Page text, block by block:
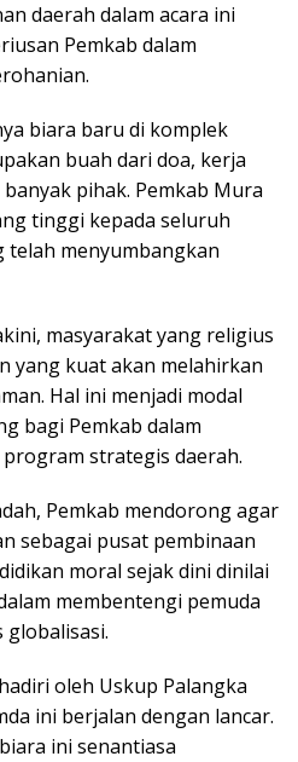
daerah dalam acara ini
Pemkab dalam
biara baru di komplek
buah dari doa, kerja
pihak. Pemkab Mura
tinggi kepada seluruh
telah menyumbangkan
masyarakat yang religius
yang kuat akan melahirkan
Hal ini menjadi modal
bagi Pemkab dalam
strategis daerah.
Pemkab mendorong agar
sebagai pusat pembinaan
moral sejak dini dinilai
membentengi pemuda
oleh Uskup Palangka
ini berjalan dengan lancar.
ini senantiasa